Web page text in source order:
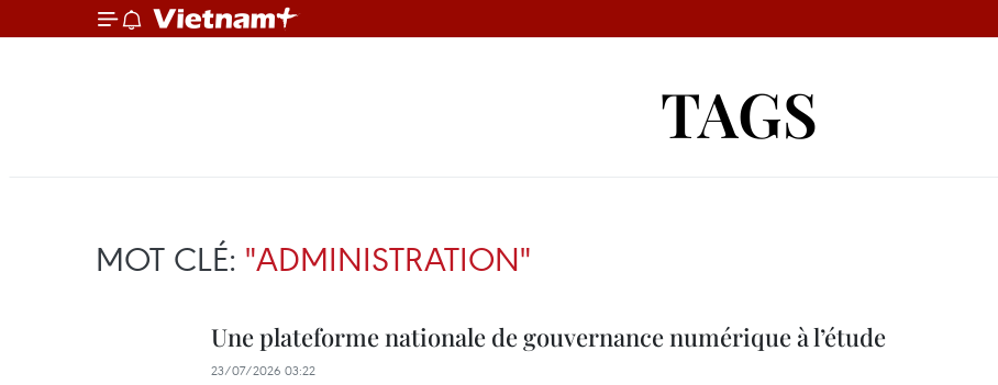
TAGS
MOT CLÉ: "ADMINISTRATION"
Une plateforme nationale de gouvernance numérique à l’étude
23/07/2026 03:22